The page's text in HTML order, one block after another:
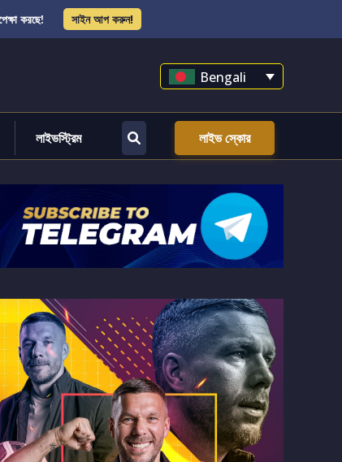
করছে! সাইন আপ করুন!
Bengali
লাইভস্ট্রিম লাইভ স্কোর